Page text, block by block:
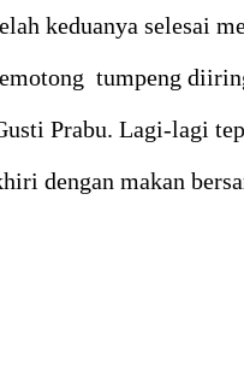
keduanya selesai
tumpeng
Prabu. Lagi-lagi
dengan makan